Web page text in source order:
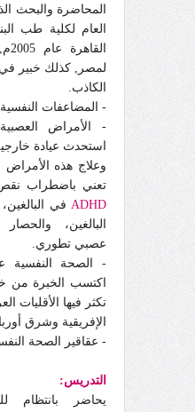
المحاضرة والبحث
العام لكلية طب
القاهرة عام 2005
م,
لمصر , كذلك خبير
الكاذب.
- المضاعفات
- الأمراض
استحدث عيادة
وعلاج هذه الأمراض
تعني باضطراب نقص
ADHD في
البالغين،
عصبي تطوري.
- الصحة النفسية
اكتسب الخبرة من
تكثر فيها الأقليات
الإفريقية وشرق
- عقاقير الصحة
التدريس:
يحاضر بانتظام